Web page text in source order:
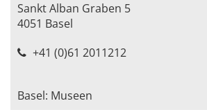
Sankt Alban Graben 5
4051 Basel
+41 (0)61 2011212
Basel: Museen